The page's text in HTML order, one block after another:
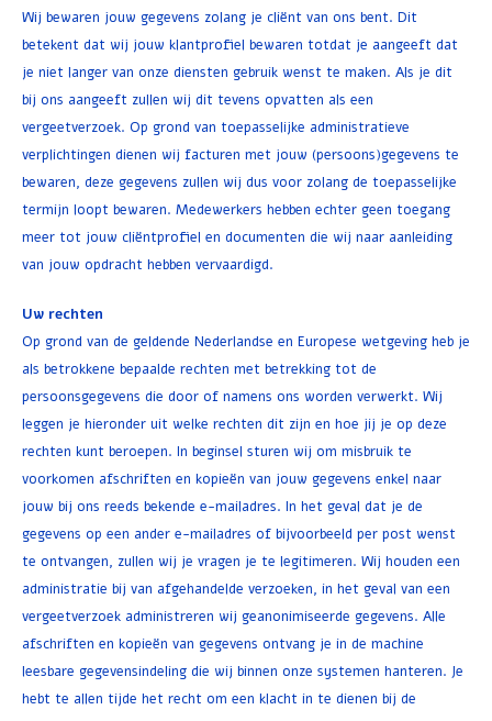
Wij bewaren jouw gegevens zolang je cliënt van ons bent. Dit
betekent dat wij jouw klantprofiel bewaren totdat je aangeeft dat
je niet langer van onze diensten gebruik wenst te maken. Als je dit
bij ons aangeeft zullen wij dit tevens opvatten als een
vergeetverzoek. Op grond van toepasselijke administratieve
verplichtingen dienen wij facturen met jouw (persoons)gegevens te
bewaren, deze gegevens zullen wij dus voor zolang de toepasselijke
termijn loopt bewaren. Medewerkers hebben echter geen toegang
meer tot jouw cliëntprofiel en documenten die wij naar aanleiding
van jouw opdracht hebben vervaardigd.
Uw rechten
Op grond van de geldende Nederlandse en Europese wetgeving heb je
als betrokkene bepaalde rechten met betrekking tot de
persoonsgegevens die door of namens ons worden verwerkt. Wij
leggen je hieronder uit welke rechten dit zijn en hoe jij je op deze
rechten kunt beroepen. In beginsel sturen wij om misbruik te
voorkomen afschriften en kopieën van jouw gegevens enkel naar
jouw bij ons reeds bekende e-mailadres. In het geval dat je de
gegevens op een ander e-mailadres of bijvoorbeeld per post wenst
te ontvangen, zullen wij je vragen je te legitimeren. Wij houden een
administratie bij van afgehandelde verzoeken, in het geval van een
vergeetverzoek administreren wij geanonimiseerde gegevens. Alle
afschriften en kopieën van gegevens ontvang je in de machine
leesbare gegevensindeling die wij binnen onze systemen hanteren. Je
hebt te allen tijde het recht om een klacht in te dienen bij de